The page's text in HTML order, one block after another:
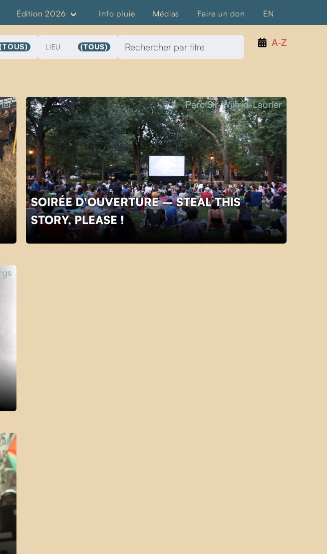
Édition 2026 Info pluie Médias Faire un don EN
A‑Z
(TOUS) LIEU (TOUS)
SOIRÉE D'OUVERTURE – STEAL THIS
STORY, PLEASE !
Parc Sir-Wilfrid-Laurier